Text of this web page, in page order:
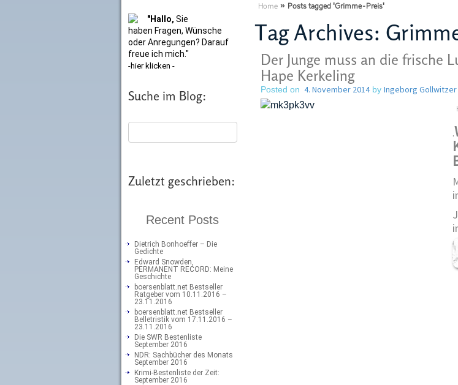
"Hallo, Sie
haben Fragen, Wünsche
oder Anregungen? Darauf
freue ich mich."
-hier klicken -
Suche im Blog:
Zuletzt geschrieben:
Recent Posts
Dietrich Bonhoeffer – Die
Gedichte
Edward Snowden,
PERMANENT RECORD: Meine
Geschichte
boersenblatt.net Bestseller
Ratgeber vom 10.11.2016 –
23.11.2016
boersenblatt.net Bestseller
Belletristik vom 17.11.2016 –
23.11.2016
Die SWR Bestenliste
September 2016
NDR: Sachbücher des Monats
September 2016
Krimi-Bestenliste der Zeit:
September 2016
Home » Posts tagged 'Grimme-Preis'
Tag Archives:
Der Junge muss an die frische
Hape Kerkeling
Posted on 4. November 2014by Ingeborg Gollwitzer
.